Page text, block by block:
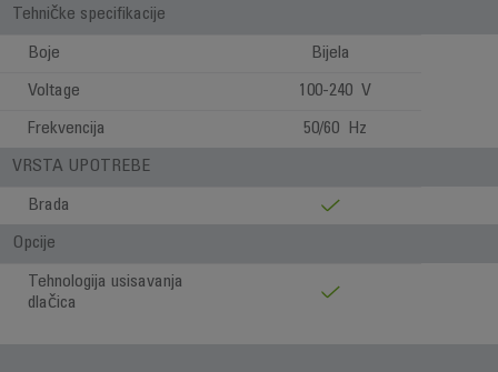
Tehničke specifikacije
Boje Bijela
Voltage 100-240 V
Frekvencija 50/60 Hz
VRSTA UPOTREBE
Brada
Opcije
Tehnologija usisavanja
dlačica